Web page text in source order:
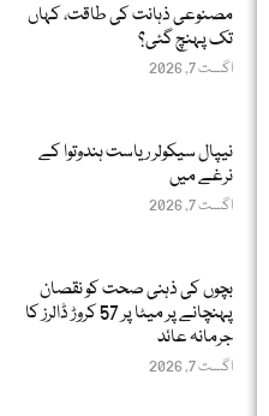
مصنوعی ذہانت کی طاقت، کہاں
تک پہنچ گئی؟
اگست 7, 2026
نیپال سیکولر ریاست ہندوتوا کے
نرغے میں
اگست 7, 2026
بچوں کی ذہنی صحت کو نقصان
پہنچانے پر میٹا پر 57 کروڑ ڈالرز کا
جرمانہ عائد
اگست 7, 2026